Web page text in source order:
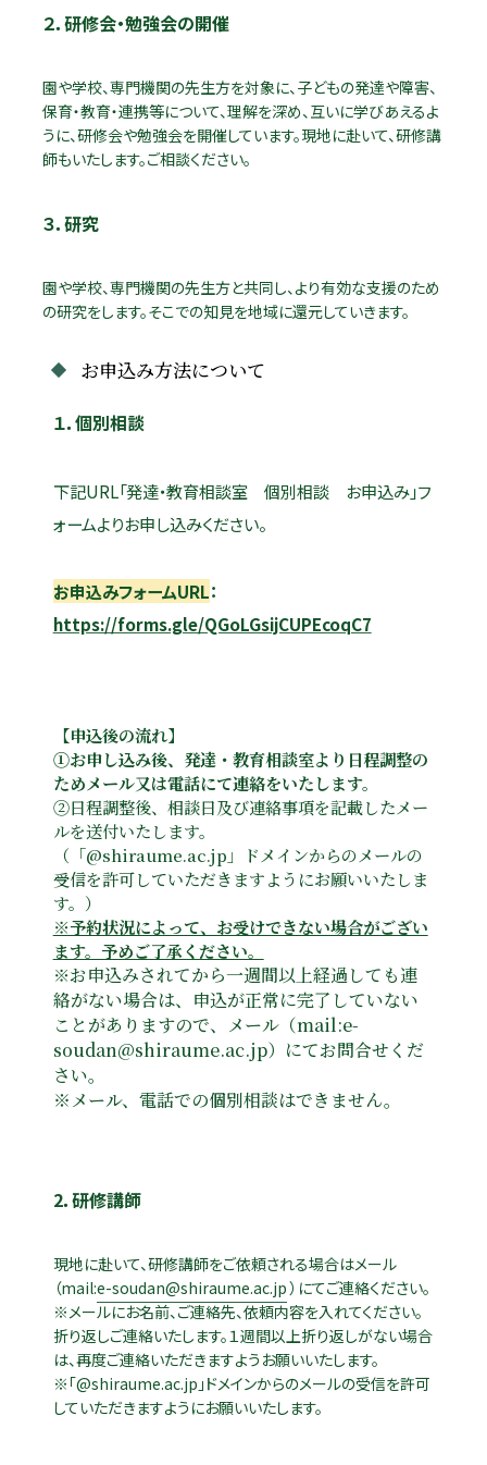
２．研修会・勉強会の開催
園や学校、専門機関の先生方を対象に、子どもの発達や障害、
保育・教育・連携等について、理解を深め、互いに学びあえるよ
うに、研修会や勉強会を開催しています。現地に赴いて、研修講
師もいたします。ご相談ください。
３．研究
園や学校、専門機関の先生方と共同し、より有効な支援のため
の研究をします。そこでの知見を地域に還元していきます。
お申込み方法について
１．個別相談
下記URL「発達・教育相談室 個別相談 お申込み」フ
ォームよりお申し込みください。
お申込みフォームURL：
https://forms.gle/QGoLGsijCUPEcoqC7
【申込後の流れ】
①お申し込み後、発達・教育相談室より日程調整の
ためメール又は電話にて連絡をいたします。
②日程調整後、相談日及び連絡事項を記載したメー
ルを送付いたします。
（「@shiraume.ac.jp」ドメインからのメールの
受信を許可していただきますようにお願いいたしま
す。）
※予約状況によって、お受けできない場合がござい
ます。予めご了承ください。
※お申込みされてから一週間以上経過しても連
絡がない場合は、申込が正常に完了していない
ことがありますので、メール（mail:e-
soudan@shiraume.ac.jp）にてお問合せくだ
さい。
※メール、電話での個別相談はできません。
2．研修講師
現地に赴いて、研修講師をご依頼される場合はメール
（mail:e-soudan@shiraume.ac.jp）にてご連絡ください。
※メールにお名前、ご連絡先、依頼内容を入れてください。
折り返しご連絡いたします。１週間以上折り返しがない場合
は、再度ご連絡いただきますようお願いいたします。
※「@shiraume.ac.jp」ドメインからのメールの受信を許可
していただきますようにお願いいたします。